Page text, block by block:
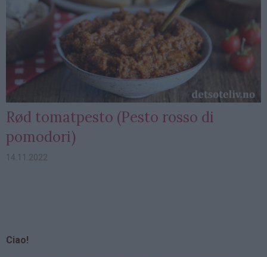
Rød tomatpesto (Pesto rosso di
pomodori)
14.11.2022
Ciao!